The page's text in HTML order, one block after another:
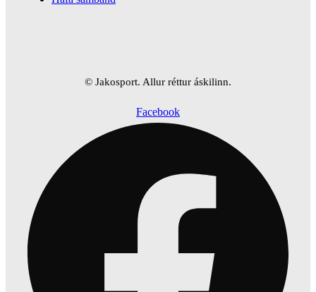
© Jakosport. Allur réttur áskilinn.
Facebook